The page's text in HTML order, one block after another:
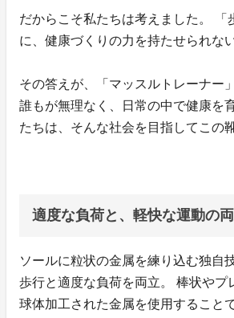
だからこそ私たちは考えました。 「
に、健康づくりの力を持たせられな
その答えが、「マッスルトレーナー
誰もが無理なく、日常の中で健康を
たちは、そんな社会を目指してこの
適度な負荷と、軽快な運動の両
ソールに粒状の金属を練り込む独自
歩行と適度な負荷を両立。 棒状やプ
球体加工された金属を使用すること